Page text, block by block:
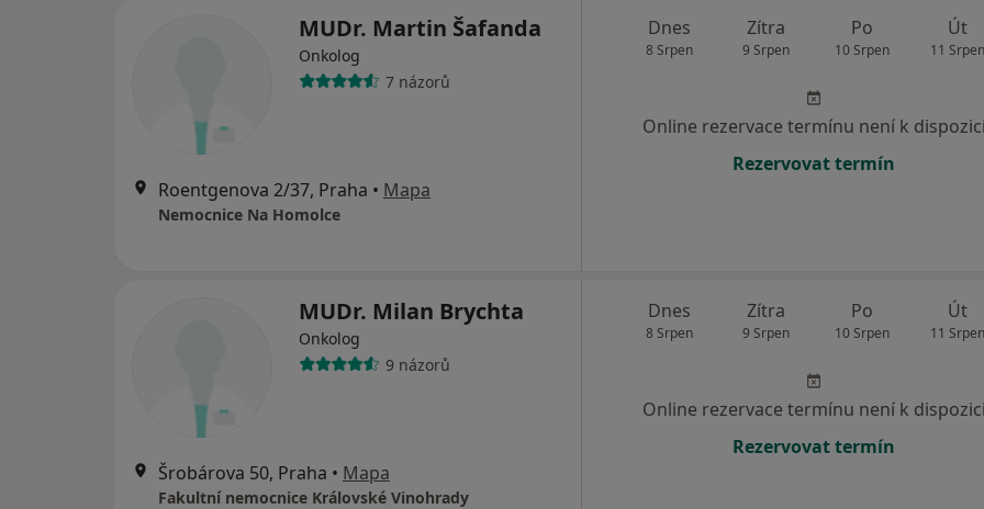
MUDr. Martin Šafanda
Onkolog
7 názorů
Roentgenova 2/37, Praha • Mapa
Nemocnice Na Homolce
Dnes
8 Srpen
Zítra
9 Srpen
Po
10 Srpen
Út
11 Srpen
Online rezervace termínu není k dispozici
Rezervovat termín
MUDr. Milan Brychta
Onkolog
9 názorů
Šrobárova 50, Praha • Mapa
Fakultní nemocnice Královské Vinohrady
Dnes
8 Srpen
Zítra
9 Srpen
Po
10 Srpen
Út
11 Srpen
Online rezervace termínu není k dispozici
Rezervovat termín